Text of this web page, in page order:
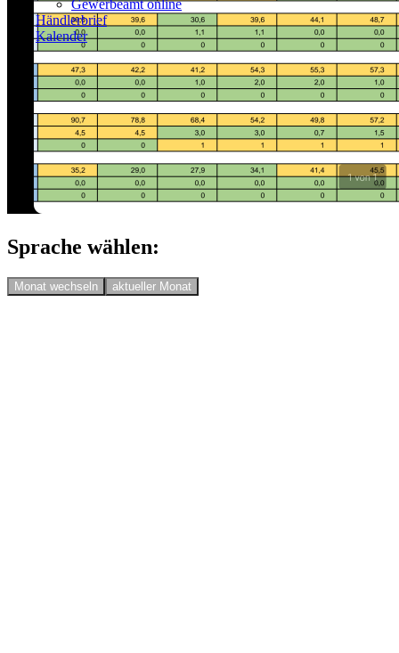
Gewerbeamt online
Händlerbrief
Kalender
Sprache wählen:
Monat wechseln aktueller Monat